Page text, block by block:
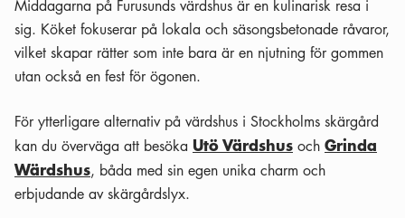
Middagarna på Furusunds värdshus är en kulinarisk resa i
sig. Köket fokuserar på lokala och säsongsbetonade råvaror,
vilket skapar rätter som inte bara är en njutning för gommen
utan också en fest för ögonen.
För ytterligare alternativ på värdshus i Stockholms skärgård
kan du överväga att besöka Utö Värdshus och Grinda
Wärdshus, båda med sin egen unika charm och
erbjudande av skärgårdslyx.